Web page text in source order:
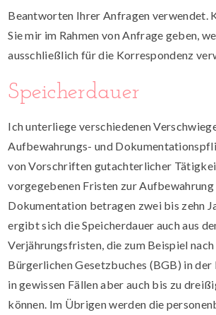
Beantworten Ihrer Anfragen verwendet.
Sie mir im Rahmen von Anfrage geben,
ausschließlich für die Korrespondenz
Speicherdauer
Ich unterliege verschiedenen
Aufbewahrungs- und
von Vorschriften gutachterlicher
vorgegebenen Fristen zur Aufbewahrung
Dokumentation betragen zwei bis zehn
ergibt sich die Speicherdauer auch aus
Verjährungsfristen, die zum Beispiel nach
Bürgerlichen Gesetzbuches (BGB) in der
in gewissen Fällen aber auch bis zu
können. Im Übrigen werden die